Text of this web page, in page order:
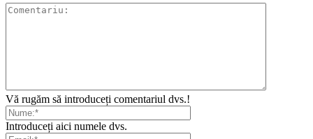
Vă rugăm să introduceți comentariul dvs.!
Introduceți aici numele dvs.